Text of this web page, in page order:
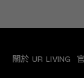
關於 UR LIVING